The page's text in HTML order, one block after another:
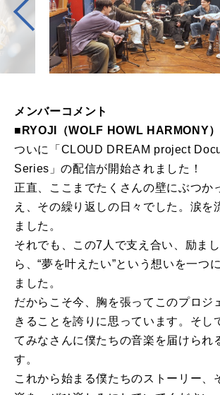
メンバーコメント
■RYOJI（WOLF HOWL HARMONY）
ついに「CLOUD DREAM project
Series」の配信が開始されました！
正直、ここまでたくさんの壁にぶつか
え、その繰り返しの日々でした。涙を
ました。
それでも、この7人で支え合い、励ま
ら、“夢を叶えたい”という想いを一つ
ました。
だからこそ今、胸を張ってこのプロジ
きることを誇りに思っています。そし
てみなさんに僕たちの音楽を届けられ
す。
これから始まる僕たちのストーリー、